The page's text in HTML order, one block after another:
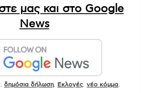
μας και στο Google
News
δημόσια δήλωση Εκλογές νέο κόμμα